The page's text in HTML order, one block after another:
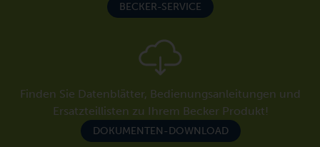
BECKER-SERVICE
Finden Sie Datenblätter, Bedienungsanleitungen und
Ersatzteillisten zu Ihrem Becker Produkt!
DOKUMENTEN-DOWNLOAD